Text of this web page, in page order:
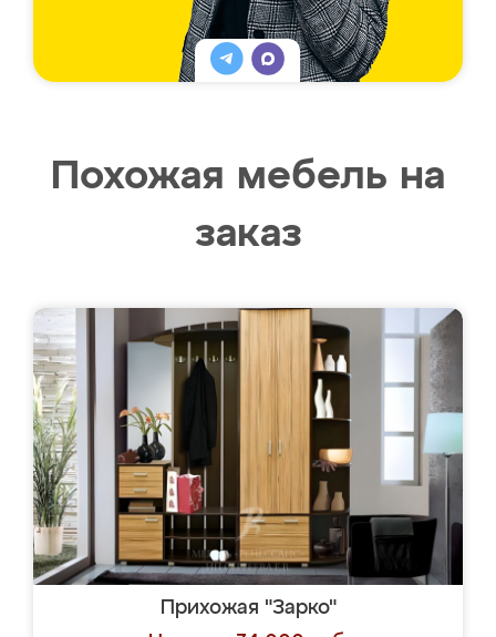
Похожая мебель на
заказ
Прихожая "Зарко"